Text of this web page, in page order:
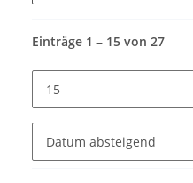
Einträge 1 – 15 von 27